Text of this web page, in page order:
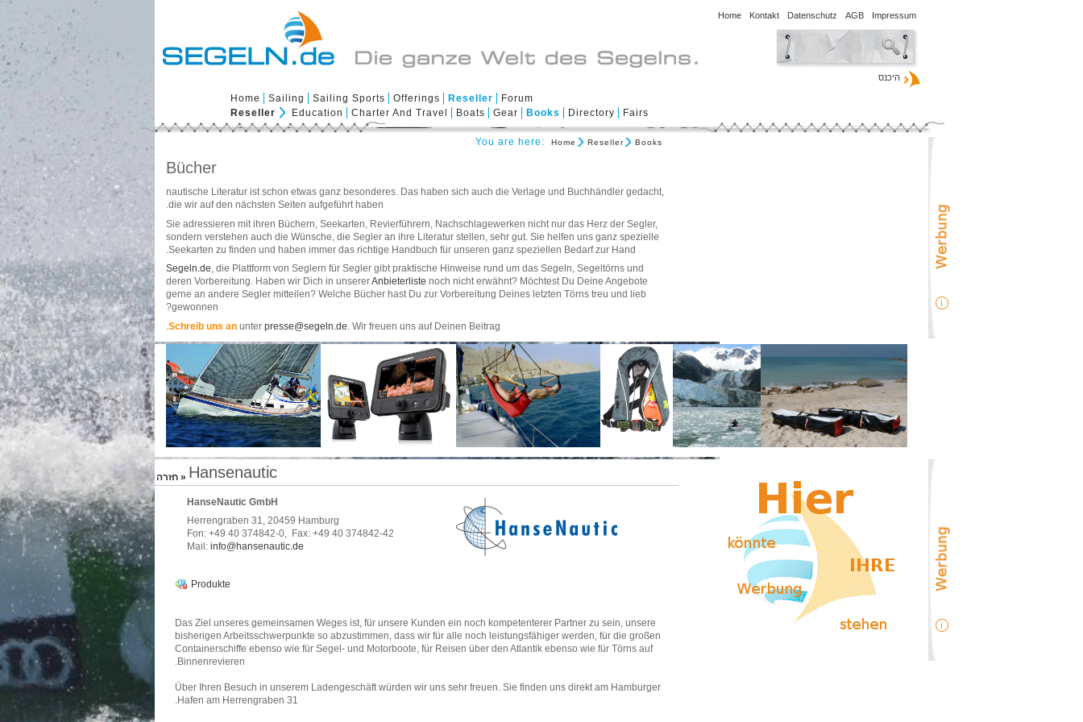
Impressum
AGB
Datenschutz
Kontakt
Home
היכנס
Home Sailing Sailing Sports Offerings Reseller
Forum
Reseller
Education Charter And Travel Boats Gear Books Directory Fairs
You are here: Home Reseller Books
Bücher
nautische Literatur ist schon etwas ganz besonderes. Das haben sich auch die Verlage und Buchhändler gedacht,
die wir auf den nächsten Seiten aufgeführt haben.
Sie adressieren mit ihren Büchern, Seekarten, Revierführern, Nachschlagewerken nicht nur das Herz der Segler,
sondern verstehen auch die Wünsche, die Segler an ihre Literatur stellen, sehr gut. Sie helfen uns ganz spezielle
Seekarten zu finden und haben immer das richtige Handbuch für unseren ganz speziellen Bedarf zur Hand.
Segeln.de, die Plattform von Seglern für Segler gibt praktische Hinweise rund um das Segeln, Segeltörns und
deren Vorbereitung. Haben wir Dich in unsererAnbieterliste noch nicht erwähnt? Möchtest Du Deine Angebote
gerne an andere Segler mitteilen? Welche Bücher hast Du zur Vorbereitung Deines letzten Törns treu und lieb
gewonnen?
Schreib uns an unter presse@segeln.de . Wir freuen uns auf Deinen Beitrag.
« חזרה Hansenautic
HanseNautic GmbH
Herrengraben 31, 20459 Hamburg
Fon: +49 40 374842-0, Fax: +49 40 374842-42
Mail: info@hansenautic.de
Produkte
Das Ziel unseres gemeinsamen Weges ist, für unsere Kunden ein noch kompetenterer Partner zu sein, unsere
bisherigen Arbeitsschwerpunkte so abzustimmen, dass wir für alle noch leistungsfähiger werden, für die großen
Containerschiffe ebenso wie für Segel- und Motorboote, für Reisen über den Atlantik ebenso wie für Törns auf
Binnenrevieren.
Über Ihren Besuch in unserem Ladengeschäft würden wir uns sehr freuen. Sie finden uns direkt am Hamburger
Hafen am Herrengraben 31.